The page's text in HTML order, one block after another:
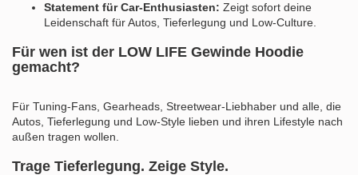
Statement für Car-Enthusiasten: Zeigt sofort deine
Leidenschaft für Autos, Tieferlegung und Low-Culture.
Für wen ist der LOW LIFE Gewinde Hoodie
gemacht?
Für Tuning-Fans, Gearheads, Streetwear-Liebhaber und alle, die
Autos, Tieferlegung und Low-Style lieben und ihren Lifestyle nach
außen tragen wollen.
Trage Tieferlegung. Zeige Style.